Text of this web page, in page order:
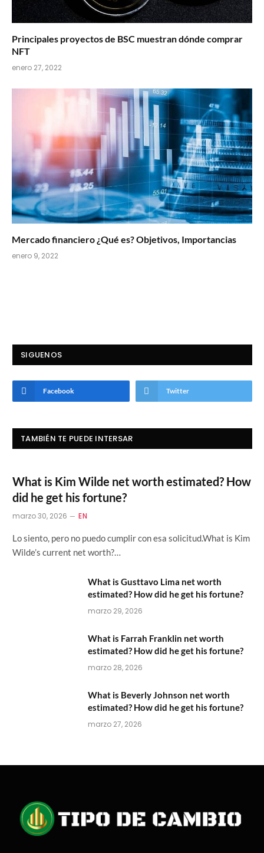
Principales proyectos de BSC muestran dónde comprar
NFT
enero 27, 2022
Mercado financiero ¿Qué es? Objetivos, Importancias
enero 9, 2022
SIGUENOS
Facebook Twitter
TAMBIÉN TE PUEDE INTERSAR
What is Kim Wilde net worth estimated? How
did he get his fortune?
marzo 30, 2026 EN
Lo siento, pero no puedo cumplir con esa solicitud.What is Kim
Wilde’s current net worth?…
What is Gusttavo Lima net worth
estimated? How did he get his fortune?
marzo 29, 2026
What is Farrah Franklin net worth
estimated? How did he get his fortune?
marzo 28, 2026
What is Beverly Johnson net worth
estimated? How did he get his fortune?
marzo 27, 2026